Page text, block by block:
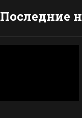
Последние